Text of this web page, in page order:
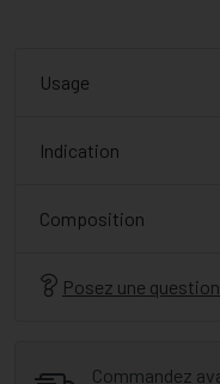
Usage
Indication
Composition
Posez une question
Commandez